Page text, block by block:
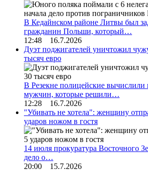
В Кедайнском районе Литвы был
гражданин Польши, который…
12:48 16.7.2026
Дуэт поджигателей уничтожил
тысяч евро
В Резекне полицейские вычислили
мужчин, которые решили…
12:28 16.7.2026
"Убивать не хотела": женщину
ударов ножом в гостя
14 июля прокуратура Восточного
дело о…
20:00 15.7.2026